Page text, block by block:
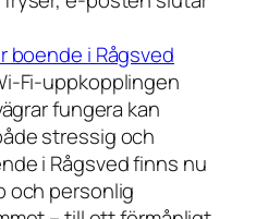
boende i Rågsved
Fi-uppkopplingen
fungera kan
stressig och
i Rågsved finns nu
och personlig